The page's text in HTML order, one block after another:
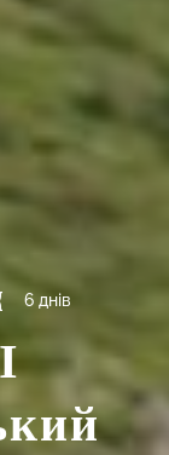
6 днів